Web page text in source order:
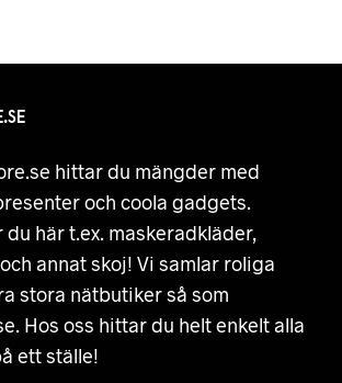
hittar du mängder med
och coola gadgets.
här t.ex. maskeradkläder,
annat skoj! Vi samlar roliga
stora nätbutiker så som
Hos oss hittar du helt enkelt alla
ett ställe!